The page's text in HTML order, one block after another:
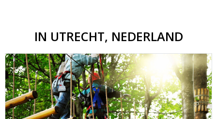
IN UTRECHT, NEDERLAND